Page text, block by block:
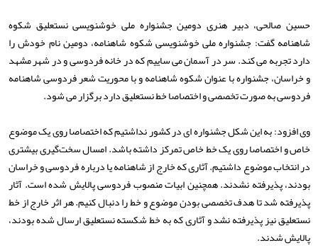
حسین صالحی، دبیر هنری دومین جشنواره ملی خوشنویسی نستعلیق شکوه
شاهنامه گفت: جشنواره ملی خوشنویسی شکوه شاهنامه، دومین نام خودش را
دارد تجربه می کند. سر در آسمان می ساییم که در خانه فردوسی و در شهر مشهد
و خراسان، جشنواره با عنوان شکوه شاهنامه و با محوریت شعر فردوسی شاهنامه
فردوسی به صورت تخصصی و اختصاصا خط نستعلیق دارد برگزار می شود.
وی افزود: به این شکل جشنواره ای در کشور نداشتیم که اختصاصا روی یک موضوع
خاص و اختصاصا روی یک خط خاص تمرکز داشته باشد. امسال سخت‌گیری بیشتری
در انتخاب موضوع داشتیم. آثاری که خارج از شاهنامه یا درباره فردوسی و خراسان
بودند، پذیرفته نشدند. همچنین ابیات منصوب فردوسی پالایش شده است. آثار
پذیرفته شد تا هدف تخصصی بودن موضوع و خط را دنبال کنیم. هر اثر خارج از خط
نستعلیق نیز پذیرفته نشد و آثاری که به خط شکسته نستعلیق ارسال شده بودند،
پالایش شدند.